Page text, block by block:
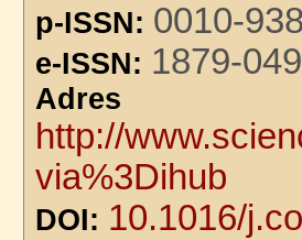
p-ISSN: 0010-
e-ISSN: 1879-
http://
via%3Dihub
DOI: 10.1016/